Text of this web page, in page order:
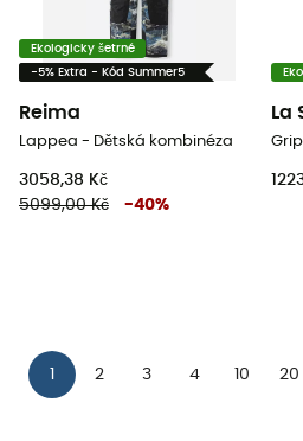
Ekologicky šetrné
-5% Extra - Kód Summer5
Reima
Lappea - Dětská kombinéza
3058,38 Kč
5099,00 Kč
-40%
La
2 3 4 10 20